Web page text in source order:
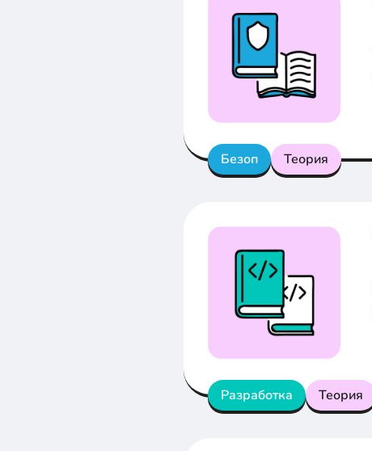
Безоп Теория
Разработка Теория